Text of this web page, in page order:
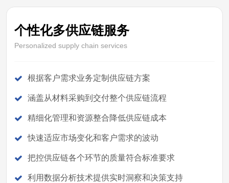
个性化多供应链服务
Personalized supply chain services
根据客户需求业务定制供应链方案
涵盖从材料采购到交付整个供应链流程
精细化管理和资源整合降低供应链成本
快速适应市场变化和客户需求的波动
把控供应链各个环节的质量符合标准要求
利用数据分析技术提供实时洞察和决策支持